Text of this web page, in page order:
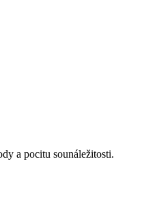
a pocitu sounáležitosti.